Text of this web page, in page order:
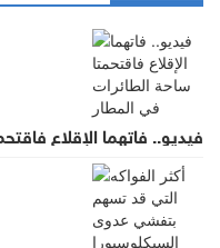
فيديو.. فاتهما الإقلاع